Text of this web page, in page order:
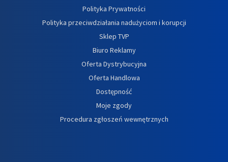
Polityka Prywatności
Polityka przeciwdziałania nadużyciom i korupcji
Sklep TVP
Biuro Reklamy
Oferta Dystrybucyjna
Oferta Handlowa
Dostępność
Moje zgody
Procedura zgłoszeń wewnętrznych